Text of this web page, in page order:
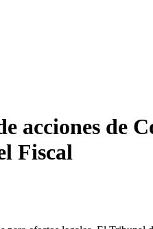
acciones de
Fiscal